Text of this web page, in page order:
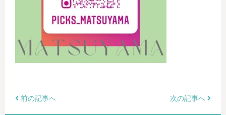
前の記事へ 次の記事へ